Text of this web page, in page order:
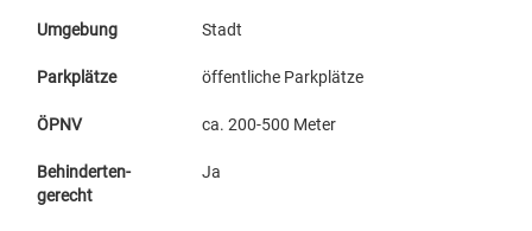
Umgebung Stadt
Parkplätze öffentliche Parkplätze
ÖPNV ca. 200-500 Meter
Behinderten-
gerecht
Ja